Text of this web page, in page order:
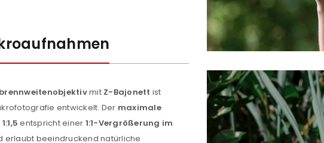
mit Z-Bajonett ist
entwickelt. Der maximale
entspricht einer 1:1-Vergrößerung im
erlaubt beeindruckend natürliche